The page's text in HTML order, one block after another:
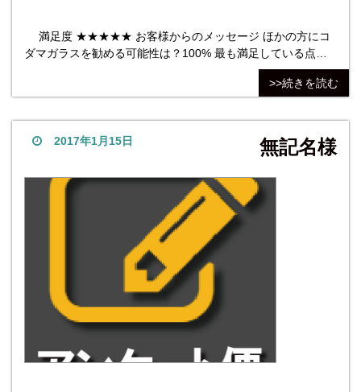
ダマガラスを勧める可能性は？100% 最も満足している点は
対応。薪ストーブの耐火ガラス、急なお願いにご対応いただ
きありがとうございました。お蔭様で無事到着当日我が家で
が出来ました。最も不満だった点は、特に不満な点はありま
せんが、敢
>>続きを読む
2017年1月15日 無記名様